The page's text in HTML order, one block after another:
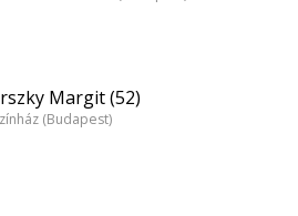
Margit (52)
(Budapest)